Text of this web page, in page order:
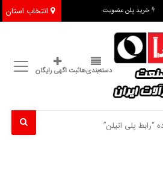
انتخاب استان خرید پلن عضویت
دسته‌بندی‌هاثبت اگهی رایگان
پلی اتیلن”